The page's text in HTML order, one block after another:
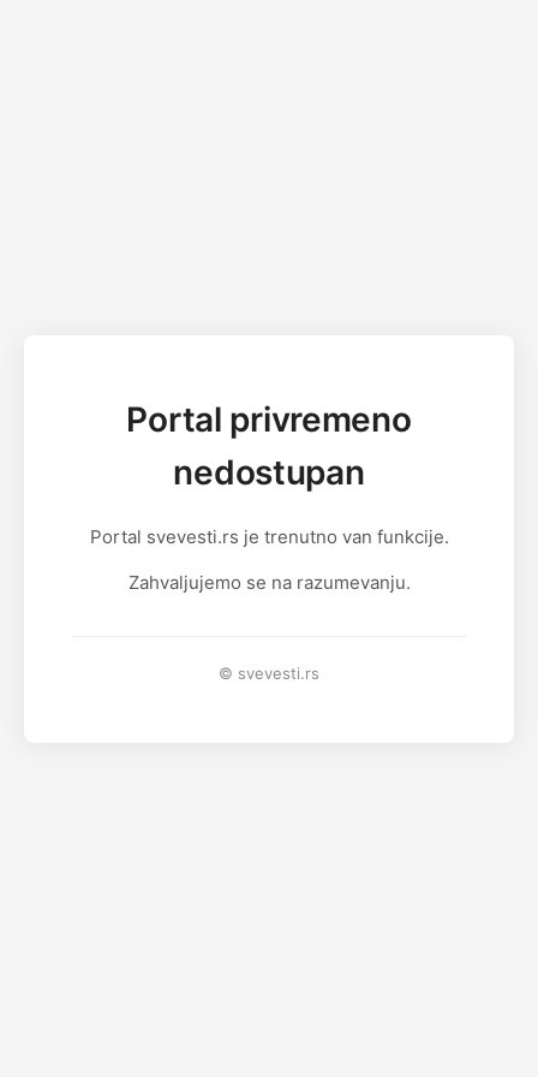
Portal privremeno
nedostupan
Portal svevesti.rs je trenutno van funkcije.
Zahvaljujemo se na razumevanju.
© svevesti.rs